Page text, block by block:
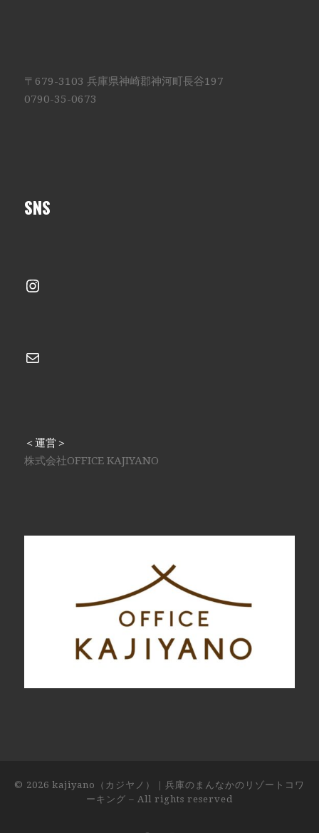
〒679-3103 兵庫県神崎郡神河町長谷197
0790-35-0673
SNS
Instagram
メール
＜運営＞
株式会社OFFICE KAJIYANO
© 2026 kajiyano（カジヤノ）｜兵庫のまんなかのリゾートコワ
ーキング – All rights reserved